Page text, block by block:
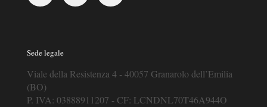
Sede legale
Viale della Resistenza 4 - 40057 Granarolo dell’Emilia
(BO)
P. IVA: 03888911207 - CF: LCNDNL70T46A944O